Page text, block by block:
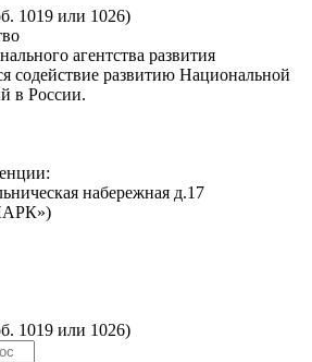
1019 или 1026)
агентства развития
содействие развитию Национальной
в России.
набережная д.17
1019 или 1026)